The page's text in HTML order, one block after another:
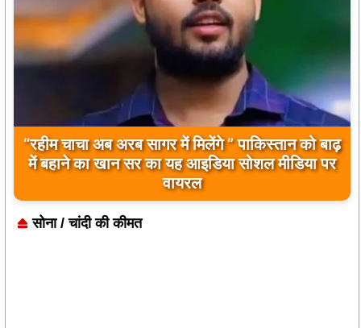
“रहीम चाचा अब अरब सागर में मिलेंगे ” पाकिस्तान को बाढ़
में बहाने का खान सर का यह आइडिया सोशल मीडिया पर
वायरल
सोना / चांदी की कीमत